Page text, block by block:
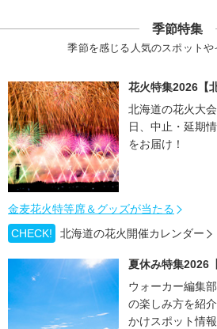
季節特集
季節を感じる人気のスポット
花火特集2026【
北海道の花火大
日、中止・延期
をお届け！
金麦花火特等席＆グッズが当たる
CHECK!
北海道の花火開催カレンダー
夏休み特集2026
ウォーカー編集
の楽しみ方を紹
かけスポット情